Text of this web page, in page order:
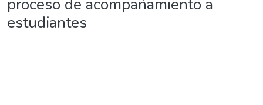
proceso de acompañamiento a
estudiantes